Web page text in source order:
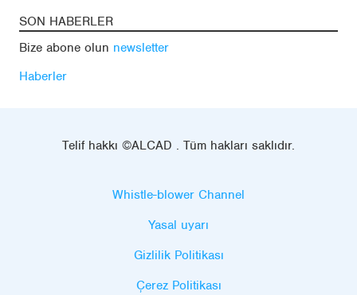
SON HABERLER
Bize abone olun newsletter
Haberler
Telif hakkı ©ALCAD . Tüm hakları saklıdır.
Whistle-blower Channel
Yasal uyarı
Gizlilik Politikası
Çerez Politikası